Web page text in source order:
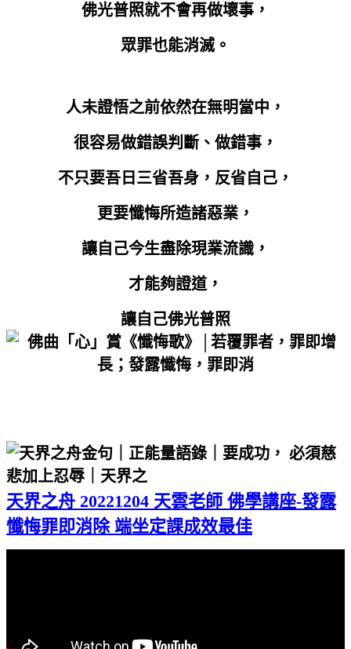
佛光普照就不會再做壞事，
眾罪也能消滅。
人未證悟之前依然在無明當中，
很容易做錯誤判斷、做錯事，
不只要吾日三省吾身，反省自己，
更要懺悔所造諸惡業，
讓自己今生盡除現業流識，
才能夠證道，
讓自己佛光普照
天界之舟 20221204 天雲老師 佛學講座-發露
懺悔罪即消除 端坐定課成效最佳